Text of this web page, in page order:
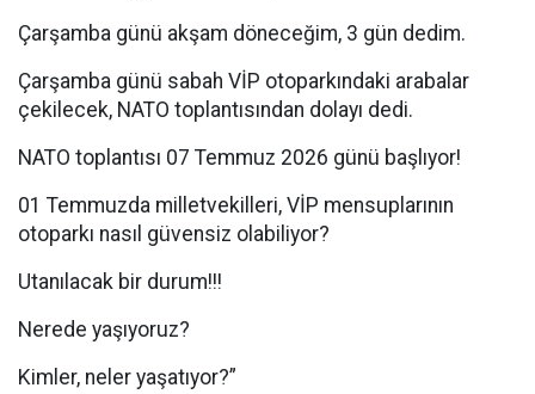
Çarşamba günü akşam döneceğim, 3 gün dedim.
Çarşamba günü sabah VİP otoparkındaki arabalar
çekilecek, NATO toplantısından dolayı dedi.
NATO toplantısı 07 Temmuz 2026 günü başlıyor!
01 Temmuzda milletvekilleri, VİP mensuplarının
otoparkı nasıl güvensiz olabiliyor?
Utanılacak bir durum!!!
Nerede yaşıyoruz?
Kimler, neler yaşatıyor?”